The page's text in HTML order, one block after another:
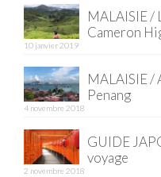
Saint-Malo
Savoie
Vendée
Allemagne
Berlin
MALAISIE /
Cameron
10 janvier 2019
MALAISIE /
Penang
4 novembre 2018
GUIDE
voyage
2 novembre 2018